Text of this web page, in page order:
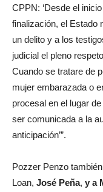
CPPN: ‘Desde el
finalización, el Estado
un delito y a los
judicial el pleno
Cuando se tratare de
mujer embarazada o
procesal en el lugar
ser comunicada a la
anticipación’”.
Pozzer Penzo
Loan, José Peña, y a